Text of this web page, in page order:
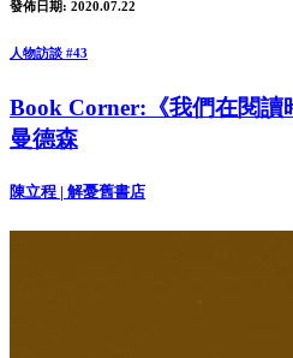
發佈日期: 2020.07.22
人物訪談 #43
Book Corner:《我們在閱讀
曼德森
陳立程 | 解憂舊書店